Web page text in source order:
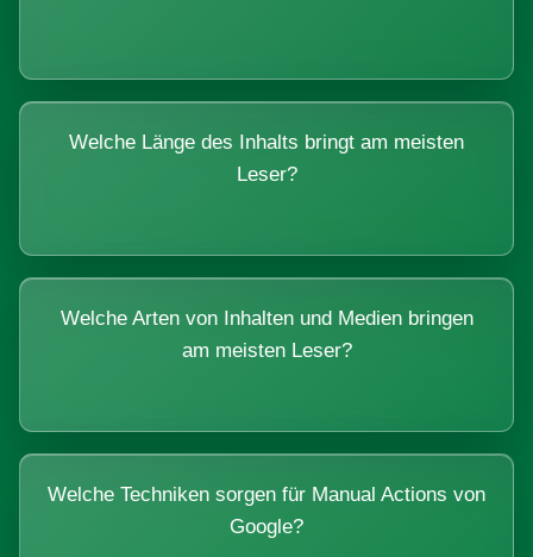
Welche Länge des Inhalts bringt am meisten
Leser?
Welche Arten von Inhalten und Medien bringen
am meisten Leser?
Welche Techniken sorgen für Manual Actions von
Google?